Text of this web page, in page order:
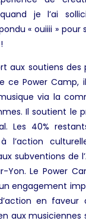
je l’ai
« ouiiii » pour
aux soutiens des
ce Power Camp,
via la
Il soutient le
Les 40%
l’action
subventions de
Yon. Le Power
engagement
en faveur
aux musiciennes